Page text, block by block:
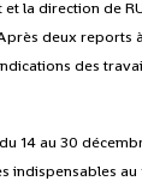
la direction de
deux reports
des
14 au 30
indispensables